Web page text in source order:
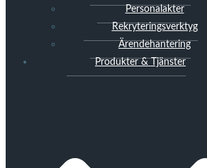
Personalakter
Rekryteringsverktyg
Ärendehantering
Produkter & Tjänster